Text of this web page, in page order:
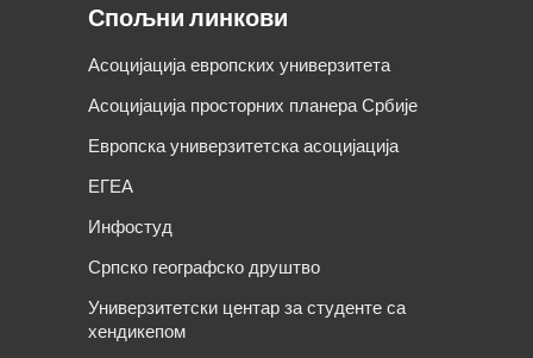
Спољни линкови
Асоцијација европских универзитета
Асоцијација просторних планера Србије
Европска универзитетска асоцијација
ЕГЕА
Инфостуд
Српско географско друштво
Универзитетски центар за студенте са
хендикепом